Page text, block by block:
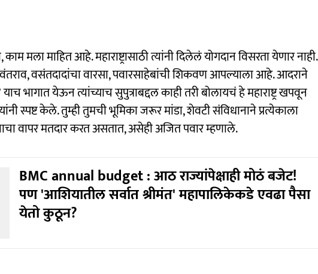
मला माहित आहे. महाराष्ट्रासाठी त्यांनी दिलेलं योगदान विसरता येणार नाही.
वसंतदादांचा वारसा, पवारसाहेबांची शिकवण आपल्याला आहे. आदराने
भागात येऊन त्यांच्याच सुपुत्राबद्दल काही तरी बोलायचं हे महाराष्ट्र खपवून
स्पष्ट केले. तुम्ही तुमची भूमिका जरूर मांडा, शेवटी संविधानाने प्रत्येकाला
वापर मतदार करत असतात, असेही अजित पवार म्हणाले.
BMC annual budget : आठ राज्यांपेक्षाही मोठं बजेट!
पण 'आशियातील सर्वात श्रीमंत' महापालिकेकडे एवढा पैसा
येतो कुठून?